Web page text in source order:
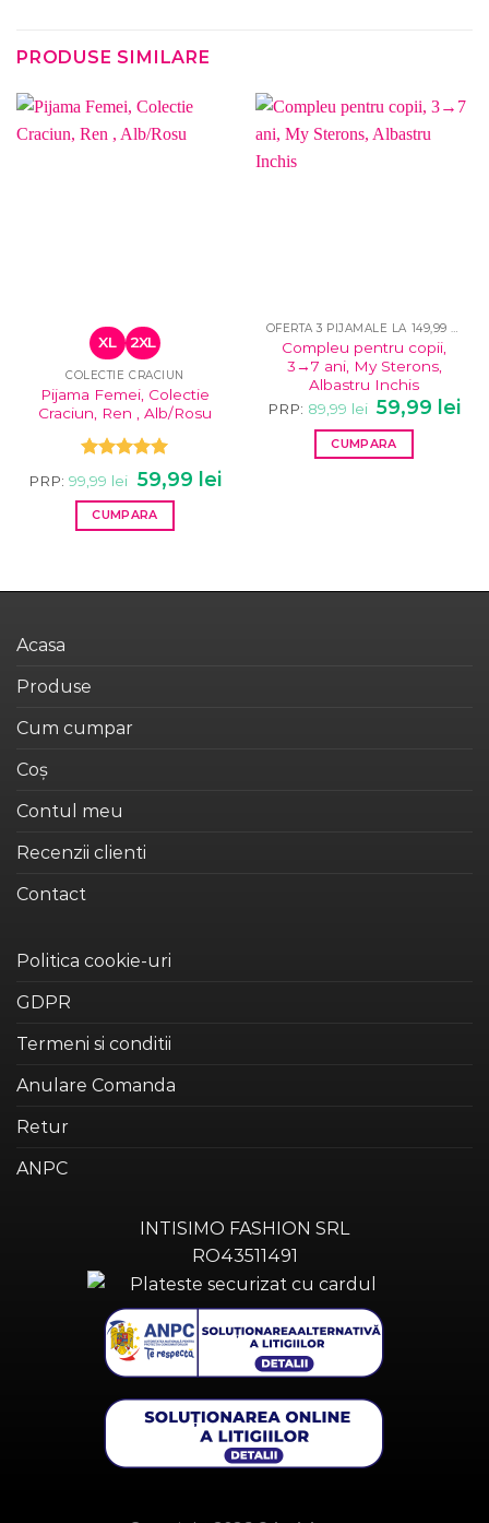
PRODUSE SIMILARE
XL 2XL
COLECTIE CRACIUN
Pijama Femei, Colectie
Craciun, Ren , Alb/Rosu
Evaluat la
5.00 din 5
PRP: 99,99 lei Prețul
inițial
a
fost:
99,99 lei.
59,99 leiPrețul
curent
CUMPARA
fi
OFERTA 3 PIJAMALE LA 149,99 LEI
Compleu pentru copii,
3→7 ani, My Sterons,
Albastru Inchis
PRP: 89,99 lei Prețul
inițial
a
fost:
89,99 lei.
59,99 lei
CUMPARA
Acasa
Produse
Cum cumpar
Coș
Contul meu
Recenzii clienti
Contact
Politica cookie-uri
GDPR
Termeni si conditii
Anulare Comanda
Retur
ANPC
INTISIMO FASHION SRL
RO43511491